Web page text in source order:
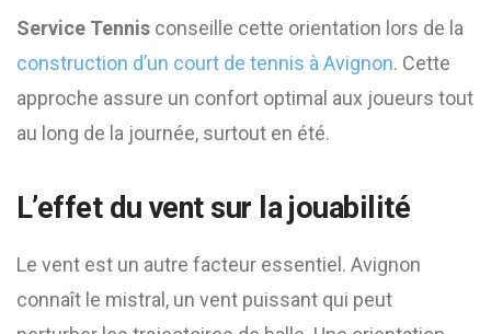
Service Tennis conseille cette orientation lors de la
construction d’un court de tennis à Avignon. Cette
approche assure un confort optimal aux joueurs tout
au long de la journée, surtout en été.
L’effet du vent sur la jouabilité
Le vent est un autre facteur essentiel. Avignon
connaît le mistral, un vent puissant qui peut